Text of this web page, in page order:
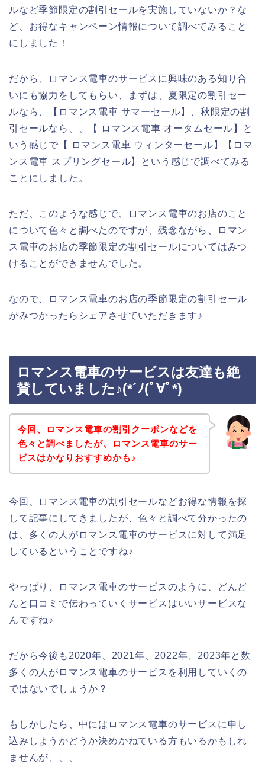
ルなど季節限定の割引セールを実施していないか？な
ど、お得なキャンペーン情報について調べてみること
にしました！
だから、ロマンス電車のサービスに興味のある知り合
いにも協力をしてもらい、まずは、夏限定の割引セー
ルなら、【ロマンス電車 サマーセール】、秋限定の割
引セールなら、、【 ロマンス電車 オータムセール】と
いう感じで【 ロマンス電車 ウィンターセール】【ロマ
ンス電車 スプリングセール】という感じで調べてみる
ことにしました。
ただ、このような感じで、ロマンス電車のお店のこと
について色々と調べたのですが、残念ながら、ロマン
ス電車のお店の季節限定の割引セールについてはみつ
けることができませんでした。
なので、ロマンス電車のお店の季節限定の割引セール
がみつかったらシェアさせていただきます♪
ロマンス電車のサービスは友達も絶
賛していました♪(*´ﾉ(ﾟ∀ﾟ*)
今回、ロマンス電車の割引クーポンなどを
色々と調べましたが、ロマンス電車のサー
ビスはかなりおすすめかも♪
今回、ロマンス電車の割引セールなどお得な情報を探
して記事にしてきましたが、色々と調べて分かったの
は、多くの人がロマンス電車のサービスに対して満足
しているということですね♪
やっぱり、ロマンス電車のサービスのように、どんど
んと口コミで伝わっていくサービスはいいサービスな
んですね♪
だから今後も2020年、2021年、2022年、2023年と数
多くの人がロマンス電車のサービスを利用していくの
ではないでしょうか？
もしかしたら、中にはロマンス電車のサービスに申し
込みしようかどうか決めかねている方もいるかもしれ
ませんが、、、